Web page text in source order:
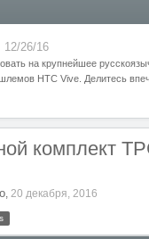
12/26/16
на крупнейшее
HTC Vive. Делитесь
комплект
, 20 декабря, 2016